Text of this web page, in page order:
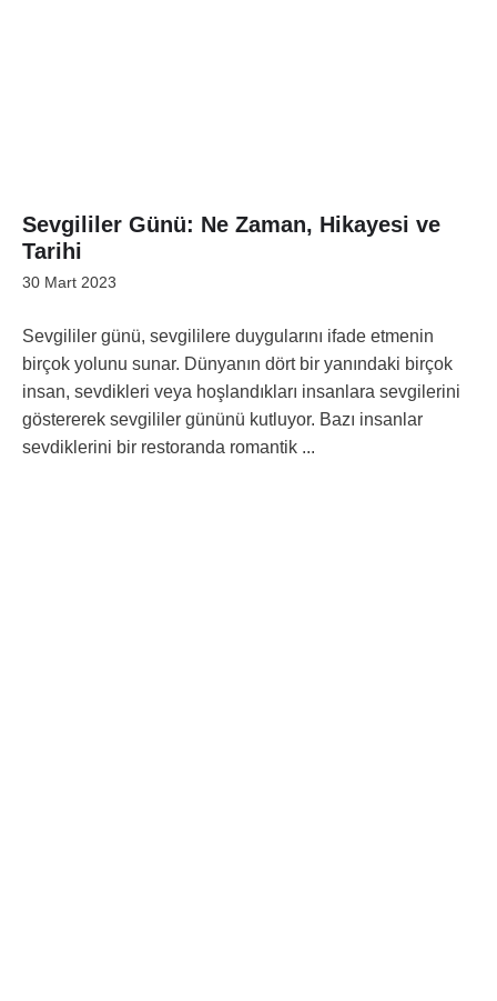
Sevgililer Günü: Ne Zaman, Hikayesi ve
Tarihi
30 Mart 2023
Sevgililer günü, sevgililere duygularını ifade etmenin
birçok yolunu sunar. Dünyanın dört bir yanındaki birçok
insan, sevdikleri veya hoşlandıkları insanlara sevgilerini
göstererek sevgililer gününü kutluyor. Bazı insanlar
sevdiklerini bir restoranda romantik ...